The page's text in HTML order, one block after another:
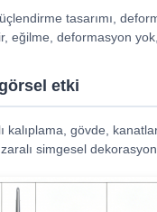
tasarımı,
eğilme, deformasyon
etki
kalıplama, gövde,
simgesel